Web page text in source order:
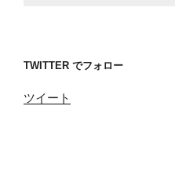
TWITTER でフォロー
ツイート